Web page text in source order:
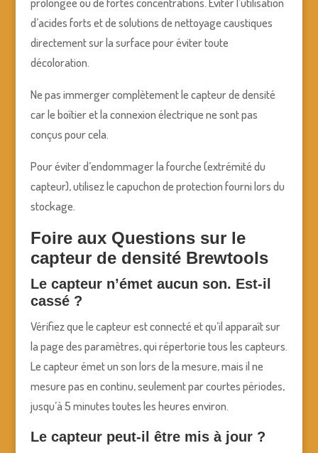
d’acides forts et de solutions de nettoyage caustiques
directement sur la surface pour éviter toute
décoloration.
Ne pas immerger complètement le capteur de densité
car le boîtier et la connexion électrique ne sont pas
conçus pour cela.
Pour éviter d’endommager la fourche (extrémité du
capteur), utilisez le capuchon de protection fourni lors du
stockage.
Foire aux Questions sur le
capteur de densité Brewtools
Le capteur n’émet aucun son. Est-il
cassé ?
Vérifiez que le capteur est connecté et qu’il apparaît sur
la page des paramètres, qui répertorie tous les capteurs.
Le capteur émet un son lors de la mesure, mais il ne
mesure pas en continu, seulement par courtes périodes,
jusqu’à 5 minutes toutes les heures environ.
Le capteur peut-il être mis à jour ?